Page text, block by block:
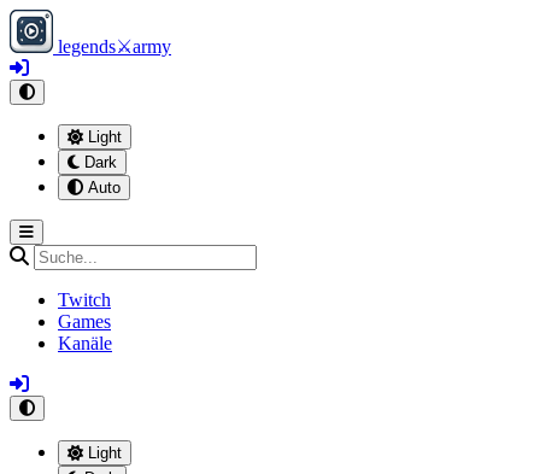
legends⚔army
Light
Dark
Auto
Twitch
Games
Kanäle
Light